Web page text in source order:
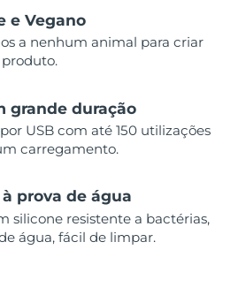
e Vegano
a nenhum animal para criar
grande duração
USB com até 150 utilizações
carregamento.
prova de água
silicone resistente a bactérias,
água, fácil de limpar.